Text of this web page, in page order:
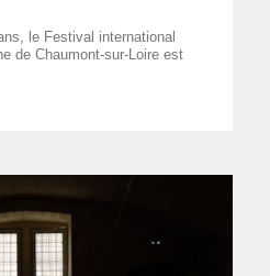
le Festival international
de Chaumont-sur-Loire est